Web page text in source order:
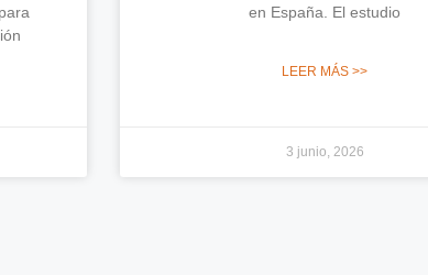
en España. El estudio
LEER MÁS >>
3 junio, 2026